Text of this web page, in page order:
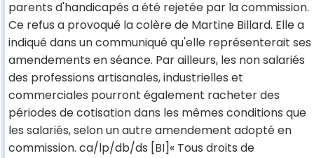
parents d'handicapés a été rejetée par la commission.
Ce refus a provoqué la colère de Martine Billard. Elle a
indiqué dans un communiqué qu'elle représenterait ses
amendements en séance. Par ailleurs, les non salariés
des professions artisanales, industrielles et
commerciales pourront également racheter des
périodes de cotisation dans les mêmes conditions que
les salariés, selon un autre amendement adopté en
commission. ca/lp/db/ds [BI]« Tous droits de